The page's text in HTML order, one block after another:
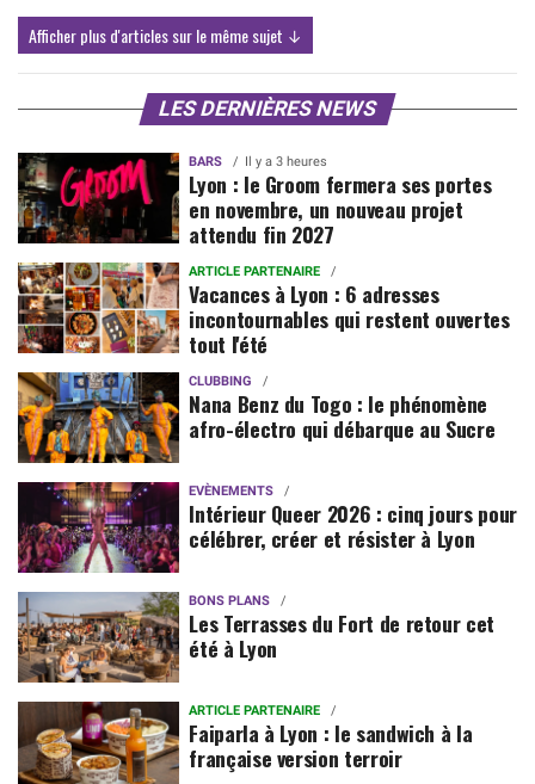
Afficher plus d'articles sur le même sujet ↓
LES DERNIÈRES NEWS
BARS Il y a 3 heures
Lyon : le Groom fermera ses portes
en novembre, un nouveau projet
attendu fin 2027
ARTICLE PARTENAIRE
Vacances à Lyon : 6 adresses
incontournables qui restent ouvertes
tout l'été
CLUBBING
Nana Benz du Togo : le phénomène
afro-électro qui débarque au Sucre
EVÈNEMENTS
Intérieur Queer 2026 : cinq jours pour
célébrer, créer et résister à Lyon
BONS PLANS
Les Terrasses du Fort de retour cet
été à Lyon
ARTICLE PARTENAIRE
Faiparla à Lyon : le sandwich à la
française version terroir